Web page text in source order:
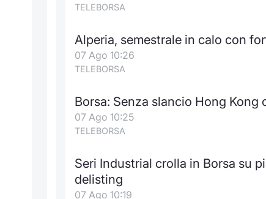
TELEBORSA
Alperia, semestrale in calo con
07 Ago 10:26
TELEBORSA
Borsa: Senza slancio Hong
07 Ago 10:25
TELEBORSA
Seri Industrial crolla in Borsa su
delisting
07 Ago 10:19